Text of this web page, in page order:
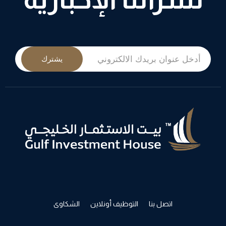
يشترك
اتصل بنا التوظيف أونلاين الشكاوى